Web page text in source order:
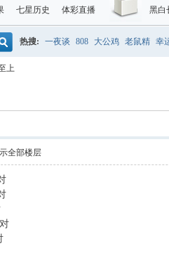
七星历史 体彩直播
黑白
搜
热搜: 一夜谈 808 大公鸡 老鼠精 幸
上
全部楼层